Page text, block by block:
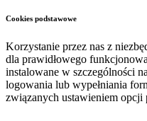
Cookies podstawowe
Korzystanie przez nas z
dla prawidłowego
instalowane w szczególności
logowania lub wypełniania
związanych ustawieniem opcji